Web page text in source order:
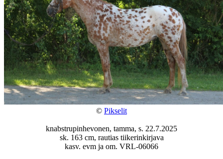
© Pikselit
knabstrupinhevonen, tamma, s. 22.7.2025
sk. 163 cm, rautias tiikerinkirjava
kasv. evm ja om. VRL-06066